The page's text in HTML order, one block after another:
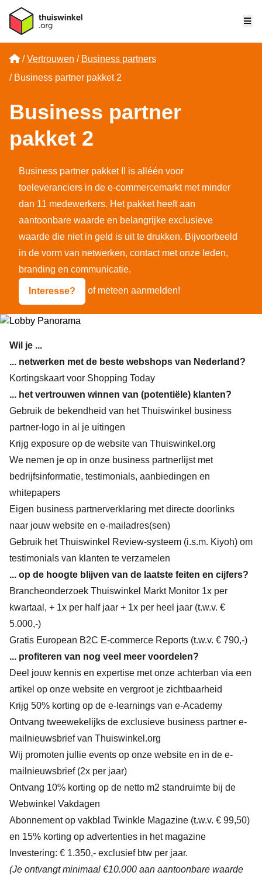
Home
Vertrouwen
Business partners
Business partner pakket 2
Business partner
pakket 2
Business partner pakket II is alléén voor
toeleveranciers in de e-commercemarkt met minder
dan 11 medewerkers. Het pakket heeft aan
aantoonbare waarde en belangrijke exclusieve
waarde die niet in geld is uit te drukken. Bijvoorbeeld
in de vorm van netwerken, contact met onze leden,
branding en communicatie.
Interesse? of meteen aanmelden!
Wil je ...
... netwerken met de beste webshops van Nederland?
Kortingskaart voor Shopping Today
... het vertrouwen winnen van (potentiële) klanten?
Gebruik de bekendheid van het Thuiswinkel business
partner-logo in al je uitingen
Krijg exposure op de website van Thuiswinkel.org
We nemen je op in onze business partnerlijst met
bedrijfsinformatie, testimonials, aanbiedingen en
whitepapers
Eigen business partnerverklaring met directe doorlinks
naar jouw website en e-mailadres(sen)
Gebruik het Thuiswinkel Review-systeem (i.s.m. Kiyoh) om
testimonials van klanten te verzamelen
... op de hoogte blijven van de laatste feiten en cijfers?
Brancheonderzoek Thuiswinkel Markt Monitor 1x per
kwartaal, + 1x per half jaar + 1x per heel jaar (t.w.v. €
5.000,-)
Gratis European B2C E-commerce Reports (t.w.v. € 790,-)
... profiteren van nog veel meer voordelen?
Deel jouw kennis en expertise met onze achterban via een
artikel op onze website en vergroot je zichtbaarheid
Krijg 50% korting op de e-learnings van e-Academy
Ontvang tweewekelijks de exclusieve business partner e-
mailnieuwsbrief van Thuiswinkel.org
Wij promoten jullie events op onze website en in de e-
mailnieuwsbrief (2x per jaar)
Ontvang 10% korting op de netto m2 standruimte bij de
Webwinkel Vakdagen
Abonnement op vakblad Twinkle Magazine (t.w.v. € 99,50)
en 15% korting op advertenties in het magazine
Investering: € 1.350,- exclusief btw per jaar.
(Je ontvangt minimaal €10.000 aan aantoonbare waarde